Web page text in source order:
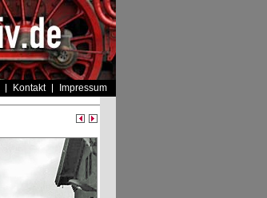
Kontakt Impressum